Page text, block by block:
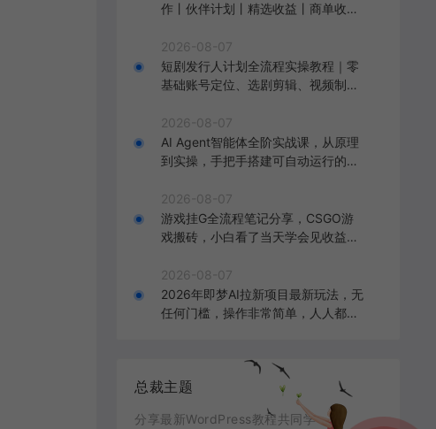
作丨伙伴计划丨精选收益丨商单收徒
2026-08-07
短剧发行人计划全流程实操教程｜零
基础账号定位、选剧剪辑、视频制
2026-08-07
AI Agent智能体全阶实战课，从原理
到实操，手把手搭建可自动运行的AI
2026-08-07
游戏挂G全流程笔记分享，CSGO游
戏搬砖，小白看了当天学会见收益
2026-08-07
2026年即梦AI拉新项目最新玩法，无
任何门槛，操作非常简单，人人都可
总裁主题
分享最新WordPress教程共同学